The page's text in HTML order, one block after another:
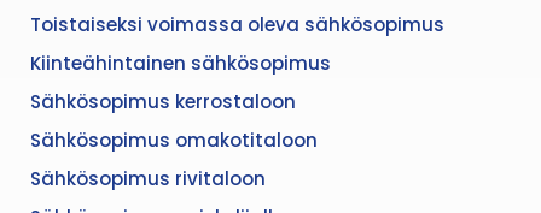
Toistaiseksi voimassa oleva sähkösopimus
Kiinteähintainen sähkösopimus
Sähkösopimus kerrostaloon
Sähkösopimus omakotitaloon
Sähkösopimus rivitaloon